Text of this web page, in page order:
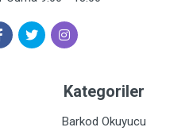
Kategoriler
Barkod Okuyucu